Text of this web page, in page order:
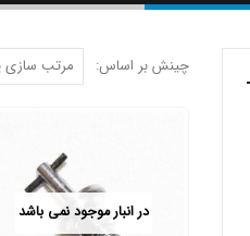
چینش بر اساس:
در انبار موجود نمی باشد